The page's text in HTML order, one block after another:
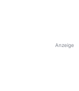
Anzeige